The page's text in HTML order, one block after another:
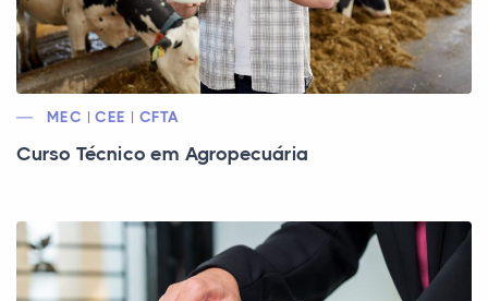
MEC | CEE | CFTA
Curso Técnico em Agropecuária